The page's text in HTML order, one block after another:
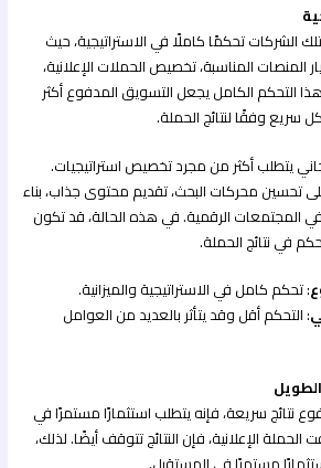
الشركات تحكمًا كاملًا في الاستراتيجية، حيث
المنصات المناسبة، تخصيص الحملات الإعلانية،
التحكم الكامل يجعل التسويق المدفوع أكثر
سريع وفقًا لنتائج الحملة.
يتطلب أكثر من مجرد تخصيص استراتيجيات.
تحسين محركات البحث، تقديم محتوى جذاب، بناء
المجتمعات الرقمية. في هذه الحالة، قد تكون
في نتائج الحملة.
: تحكم كامل في الاستراتيجية والميزانية.
: التحكم أقل وقد يتأثر بالعديد من العوامل
نتائج سريعة، فإنه يتطلب استثمارًا مستمرًا في
الحملة الإعلانية، فإن النتائج تتوقف أيضًا. لذلك،